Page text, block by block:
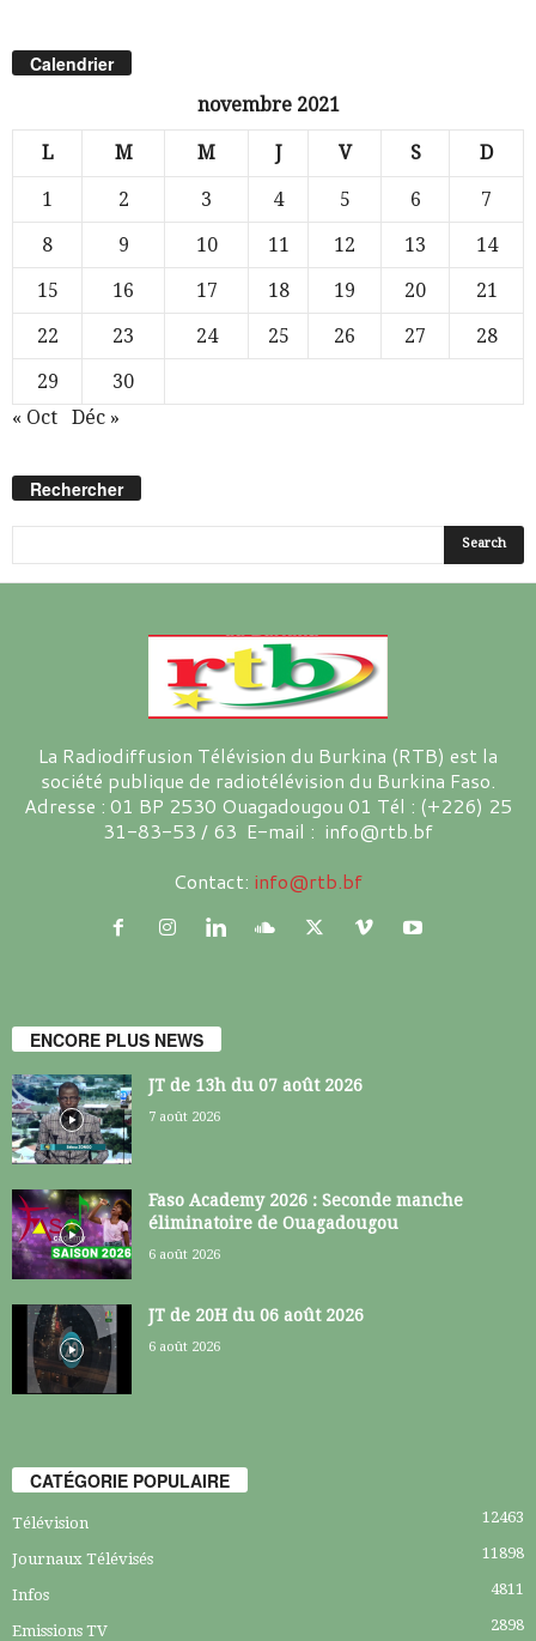
Calendrier
novembre 2021
L M M J V S D
1 2 3 4 5 6
7
8
9 10 11 12 13
14
15
16 17 18 19 20
21
22
23 24 25 26 27
28
29
30
« Oct
Déc »
Rechercher
La Radiodiffusion Télévision du Burkina (RTB) est la
société publique de radiotélévision du Burkina Faso.
Adresse : 01 BP 2530 Ouagadougou 01 Tél : (+226) 25
31-83-53 / 63 E-mail : info@rtb.bf
Contact: info@rtb.bf
ENCORE PLUS NEWS
JT de 13h du 07 août 2026
7 août 2026
Faso Academy 2026 : Seconde manche
éliminatoire de Ouagadougou
6 août 2026
JT de 20H du 06 août 2026
6 août 2026
CATÉGORIE POPULAIRE
Télévision 12463
Journaux Télévisés 11898
Infos 4811
Emissions TV 2898